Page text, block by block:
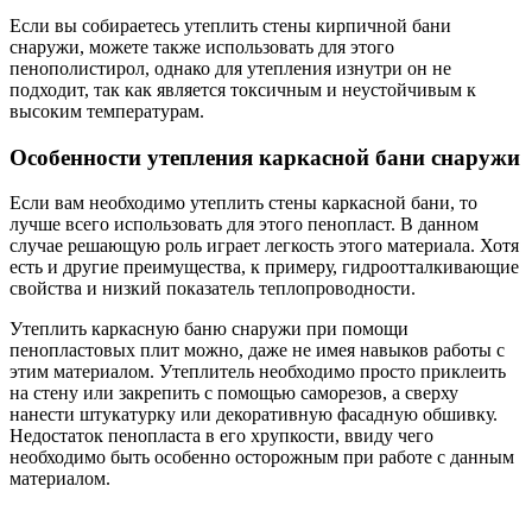
Если вы собираетесь утеплить стены кирпичной бани
снаружи, можете также использовать для этого
пенополистирол, однако для утепления изнутри он не
подходит, так как является токсичным и неустойчивым к
высоким температурам.
Особенности утепления каркасной бани снаружи
Если вам необходимо утеплить стены каркасной бани, то
лучше всего использовать для этого пенопласт. В данном
случае решающую роль играет легкость этого материала. Хотя
есть и другие преимущества, к примеру, гидроотталкивающие
свойства и низкий показатель теплопроводности.
Утеплить каркасную баню снаружи при помощи
пенопластовых плит можно, даже не имея навыков работы с
этим материалом. Утеплитель необходимо просто приклеить
на стену или закрепить с помощью саморезов, а сверху
нанести штукатурку или декоративную фасадную обшивку.
Недостаток пенопласта в его хрупкости, ввиду чего
необходимо быть особенно осторожным при работе с данным
материалом.